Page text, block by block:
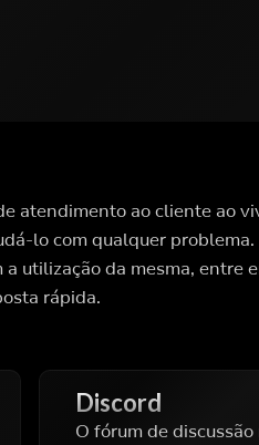
atendimento ao cliente ao
lo com qualquer
a utilização da mesma, entre
rápida.
Discord
O fórum de